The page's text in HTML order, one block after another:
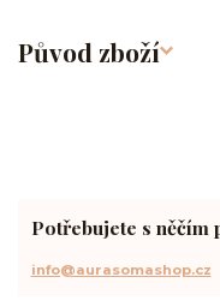
Původ zboží
Potřebujete s něčím
info@aurasomashop.cz